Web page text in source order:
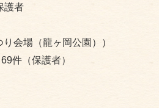
護者
会場（龍ヶ岡公園））
件（保護者）